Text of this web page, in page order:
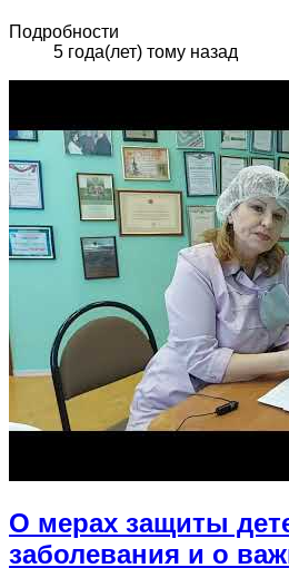
Подробности
5 года(лет) тому назад
О мерах защиты
заболевания и о